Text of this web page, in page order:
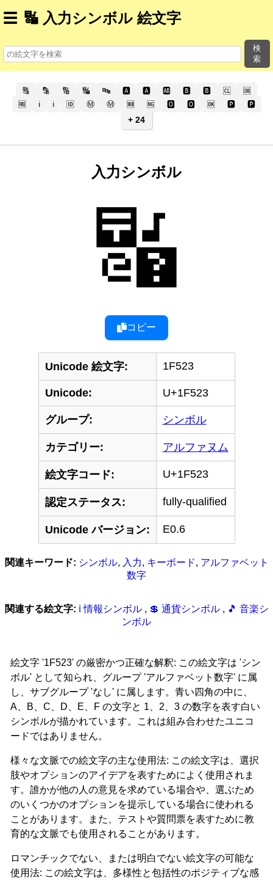
☰ 🔣 入力シンボル 絵文字
検
索
🔠 🔡 🔢 🔣 🔤 🅰️ 🅰 🆎 🅱️ 🅱 🆑
🆒
🆓
ℹ️ ℹ 🆔 Ⓜ️ Ⓜ 🆕 🆖 🅾️ 🅾 🆗 🅿️ 🅿
+ 24
入力シンボル
🔣
コピー
Unicode 絵文字: 1F523
Unicode: U+1F523
グループ: シンボル
カテゴリー: アルファヌム
絵文字コード: U+1F523
認定ステータス: fully-qualified
Unicode バージョン: E0.6
関連キーワード: シンボル, 入力, キーボード, アルファベット
数字
関連する絵文字: ℹ 情報シンボル , 💲 通貨シンボル , 🎵 音楽シ
ンボル
絵文字 '1F523' の厳密かつ正確な解釈: この絵文字は 'シン
ボル' として知られ、グループ 'アルファベット数字' に属
し、サブグループ 'なし' に属します。青い四角の中に、
A、B、C、D、E、F の文字と 1、2、3 の数字を表す白い
シンボルが描かれています。これは組み合わせたユニコ
ードではありません。
様々な文脈での絵文字の主な使用法: この絵文字は、選択
肢やオプションのアイデアを表すためによく使用されま
す。誰かが他の人の意見を求めている場合や、選ぶため
のいくつかのオプションを提示している場合に使われる
ことがあります。また、テストや質問票を表すために教
育的な文脈でも使用されることがあります。
ロマンチックでない、または明白でない絵文字の可能な
使用法: この絵文字は、多様性と包括性のポジティブな感